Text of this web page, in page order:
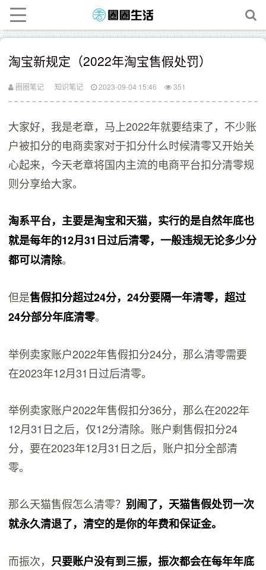
淘宝新规定（2022年淘宝售假处罚）
圈圈笔记 知识笔记 2023-09-04 15:46 351
大家好，我是老章，马上2022年就要结束了，不少账
户被扣分的电商卖家对于扣分什么时候清零又开始关
心起来，今天老章将国内主流的电商平台扣分清零规
则分享给大家。
淘系平台，主要是淘宝和天猫，实行的是自然年底也
就是每年的12月31日过后清零，一般违规无论多少分
都可以清除。
但是售假扣分超过24分，24分要隔一年清零，超过
24分部分年底清零。
举例卖家账户2022年售假扣分24分，那么清零需要
在2023年12月31日过后清零。
举例卖家账户2022年售假扣分36分，那么在2022年
12月31日之后，仅12分清除。账户剩售假扣分24
分，要在2023年12月31日之后，账户扣分全部清
零。
那么天猫售假怎么清零？ 别闹了，天猫售假处罚一次
就永久清退了，清空的是你的年费和保证金。
而振次， 只要账户没有到三振，振次都会在每年年底